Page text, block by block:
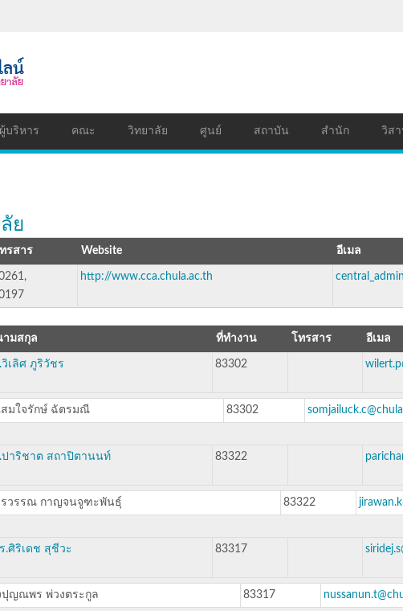
ผู้บริหาร คณะ วิทยาลัย ศูนย์ สถาบัน สำนัก วิส
ย
รสาร Website อีเมล
http://www.cca.chula.ac.th
ามสกุล ที่ทำงาน โทรสาร อีเมล
เลิศ ภูริวัชร 83302
มใจรักษ์ ฉัตรมณี 83302
ปาริชาต สถาปิตานนท์ 83322
รวรรณ กาญจนจูฑะพันธุ์ 83322
.ศิริเดช สุชีวะ 83317
ปุญณพร พ่วงตระกูล 83317